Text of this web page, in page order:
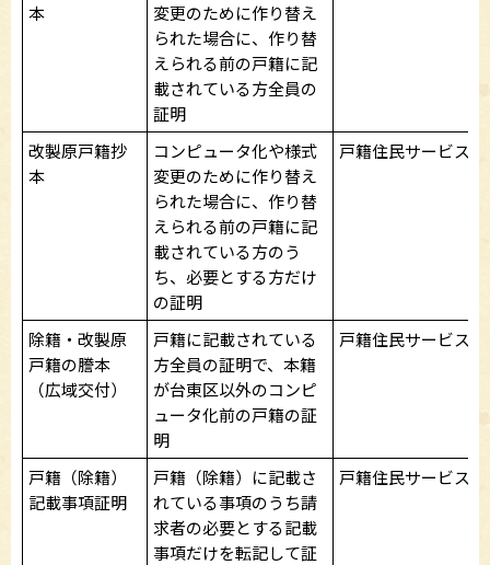
本
変更のために作り替え
られた場合に、作り替
えられる前の戸籍に記
載されている方全員の
証明
改製原戸籍抄
本
コンピュータ化や様式
変更のために作り替え
られた場合に、作り替
えられる前の戸籍に記
載されている方のう
ち、必要とする方だけ
の証明
戸籍住民サービス課
除籍・改製原
戸籍の謄本
（広域交付）
戸籍に記載されている
方全員の証明で、本籍
が台東区以外のコンピ
ュータ化前の戸籍の証
明
戸籍住民サービス課
戸籍（除籍）
記載事項証明
戸籍（除籍）に記載さ
れている事項のうち請
求者の必要とする記載
事項だけを転記して証
戸籍住民サービス課